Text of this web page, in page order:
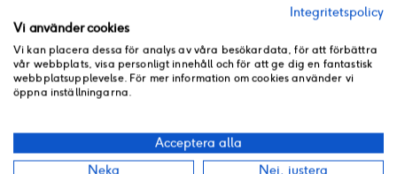
126 kr
Integritetspolicy
Vi använder cookies
Vi kan placera dessa för analys av våra besökardata, för att förbättra
vår webbplats, visa personligt innehåll och för att ge dig en fantastisk
webbplatsupplevelse. För mer information om cookies använder vi
öppna inställningarna.
Acceptera alla
Neka
Nej, justera